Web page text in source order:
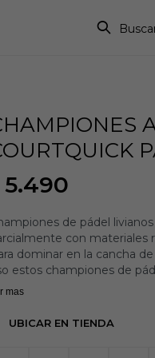
5.490
de pádel
con materiales
dominar en la cancha
estos championes de
exterior textil liviano y una
y las transiciones
mas
UBICAR EN TIENDA